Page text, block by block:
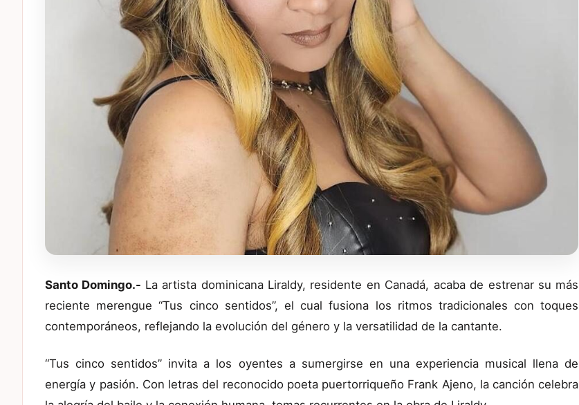
Santo Domingo.- La artista dominicana Liraldy, residente en Canadá, acaba de estrenar su más
reciente merengue “Tus cinco sentidos”, el cual fusiona los ritmos tradicionales con toques
contemporáneos, reflejando la evolución del género y la versatilidad de la cantante.
“Tus cinco sentidos” invita a los oyentes a sumergirse en una experiencia musical llena de
energía y pasión. Con letras del reconocido poeta puertorriqueño Frank Ajeno, la canción celebra